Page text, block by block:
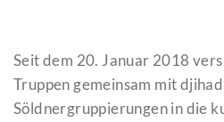
Seit dem 20. Januar 2018
Truppen gemeinsam mit
Söldnergruppierungen in die